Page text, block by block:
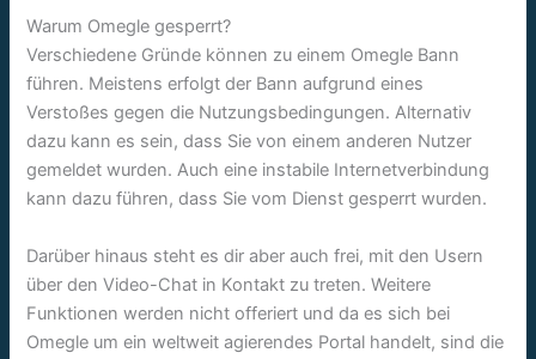
Warum Omegle gesperrt?
Verschiedene Gründe können zu einem Omegle Bann
führen. Meistens erfolgt der Bann aufgrund eines
Verstoßes gegen die Nutzungsbedingungen. Alternativ
dazu kann es sein, dass Sie von einem anderen Nutzer
gemeldet wurden. Auch eine instabile Internetverbindung
kann dazu führen, dass Sie vom Dienst gesperrt wurden.
Darüber hinaus steht es dir aber auch frei, mit den Usern
über den Video-Chat in Kontakt zu treten. Weitere
Funktionen werden nicht offeriert und da es sich bei
Omegle um ein weltweit agierendes Portal handelt, sind die